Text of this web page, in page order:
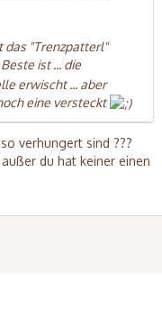
das "Trenzpatterl"
ist ... die
erwischt ... aber
eine versteckt
verhungert sind ???
du hat keiner einen